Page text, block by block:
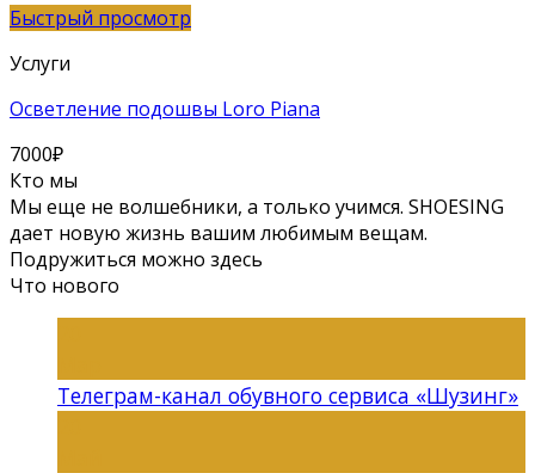
Быстрый просмотр
Услуги
Осветление подошвы Loro Piana
7000₽
Кто мы
Мы еще не волшебники, а только учимся. SHOESING
дает новую жизнь вашим любимым вещам.
Подружиться можно здесь
Что нового
Телеграм-канал обувного сервиса «Шузинг»